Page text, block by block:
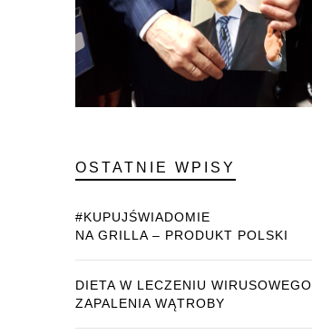
OSTATNIE WPISY
#KUPUJŚWIADOMIE
NA GRILLA – PRODUKT POLSKI
DIETA W LECZENIU WIRUSOWEGO
ZAPALENIA WĄTROBY